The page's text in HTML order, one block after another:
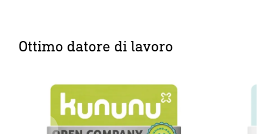
Ottimo datore di lavoro